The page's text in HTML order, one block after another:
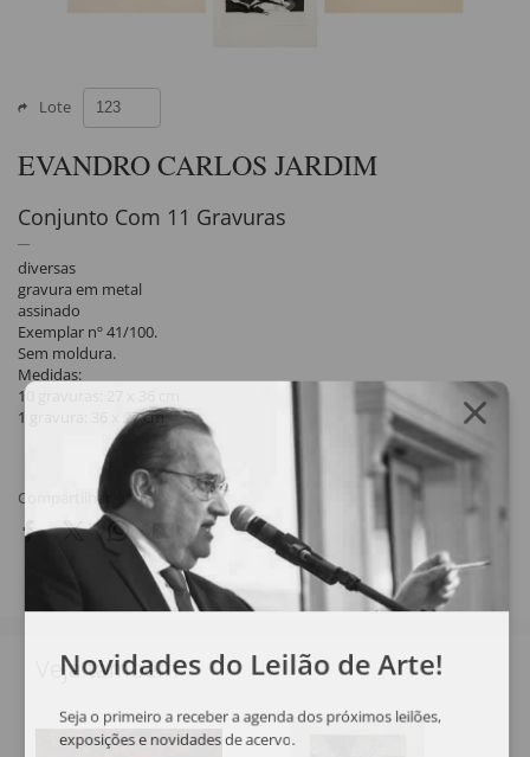
Lote
EVANDRO CARLOS JARDIM
Conjunto Com 11 Gravuras
diversas
gravura em metal
assinado
Exemplar nº 41/100.
Sem moldura.
Medidas:
10 gravuras: 27 x 36 cm
1 gravura: 36 x 27 cm
Compartilhar
Veja também
Novidades do Leilão de Arte!
Seja o primeiro a receber a agenda dos próximos leilões,
exposições e novidades de acervo.